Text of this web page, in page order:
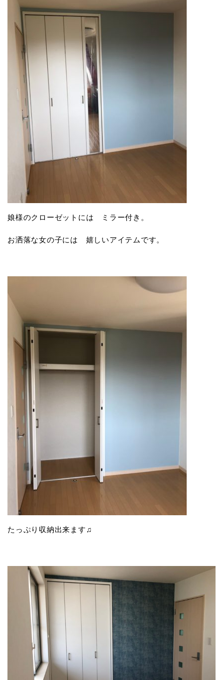
娘様のクローゼットには ミラー付き。
お洒落な女の子には 嬉しいアイテムです。
たっぷり収納出来ます♫